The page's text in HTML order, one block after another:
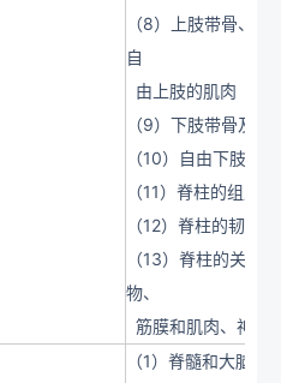
（8）上肢带骨、
自
由上肢的肌肉
（9）下肢带骨及
（10）自由下肢骨
（11）脊柱的组成
（12）脊柱的韧带
（13）脊柱的关节
物、
筋膜和肌肉、神经
（1）脊髓和大脑半